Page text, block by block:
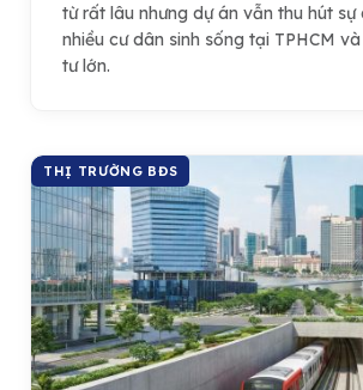
từ rất lâu nhưng dự án vẫn thu hút
nhiều cư dân sinh sống tại TPHCM
tư lớn.
THỊ TRƯỜNG BĐS